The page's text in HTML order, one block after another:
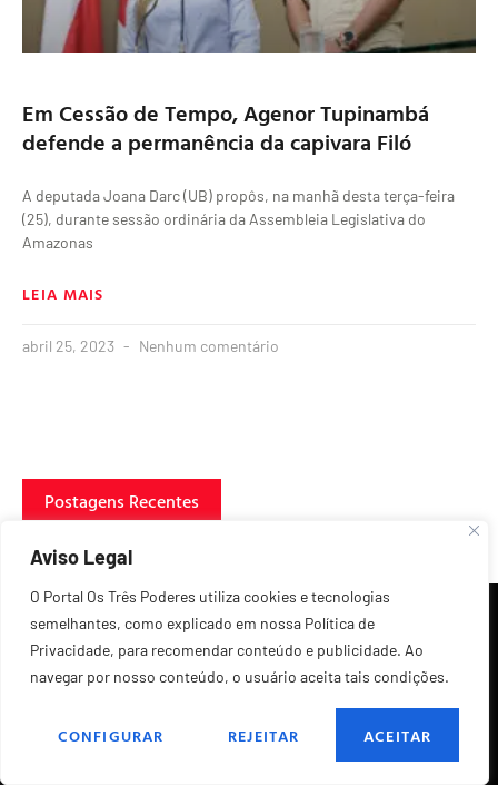
Aviso Legal
O Portal Os Três Poderes utiliza cookies e tecnologias
semelhantes, como explicado em nossa Política de
Privacidade, para recomendar conteúdo e publicidade. Ao
navegar por nosso conteúdo, o usuário aceita tais condições.
CONFIGURAR REJEITAR ACEITAR
Em Cessão de Tempo, Agenor Tupinambá
defende a permanência da capivara Filó
A deputada Joana Darc (UB) propôs, na manhã desta terça-feira
(25), durante sessão ordinária da Assembleia Legislativa do
Amazonas
LEIA MAIS
abril 25, 2023 Nenhum comentário
Postagens Recentes
FALE CONOSCO